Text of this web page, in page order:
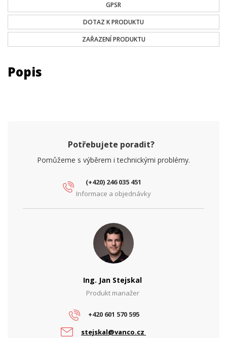
GPSR
DOTAZ K PRODUKTU
ZAŘAZENÍ PRODUKTU
Popis
Potřebujete poradit?
Pomůžeme s výběrem i technickými problémy.
(+420) 246 035 451
Informace a objednávky
Ing. Jan Stejskal
Produkt manažer
+420 601 570 595
stejskal@vanco.cz